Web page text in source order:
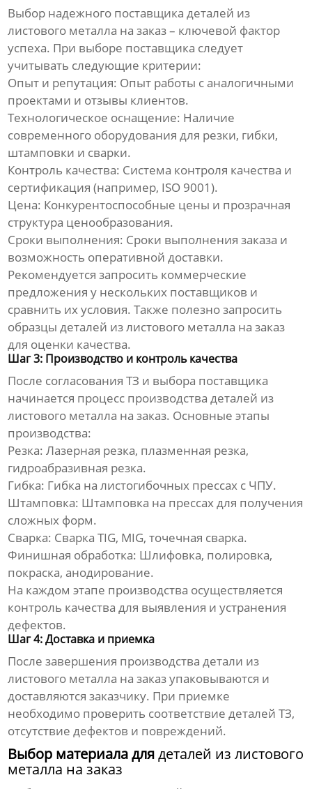
Выбор надежного поставщикадеталей из
листового металла на заказ– ключевой фактор
успеха. При выборе поставщика следует
учитывать следующие критерии:
Опыт и репутация: Опыт работы с аналогичными
проектами и отзывы клиентов.
Технологическое оснащение: Наличие
современного оборудования для резки, гибки,
штамповки и сварки.
Контроль качества: Система контроля качества и
сертификация (например, ISO 9001).
Цена: Конкурентоспособные цены и прозрачная
структура ценообразования.
Сроки выполнения: Сроки выполнения заказа и
возможность оперативной доставки.
Рекомендуется запросить коммерческие
предложения у нескольких поставщиков и
сравнить их условия. Также полезно запросить
образцыдеталей из листового металла на заказ
для оценки качества.
Шаг 3: Производство и контроль качества
После согласования ТЗ и выбора поставщика
начинается процесс производствадеталей из
листового металла на заказ. Основные этапы
производства:
Резка: Лазерная резка, плазменная резка,
гидроабразивная резка.
Гибка: Гибка на листогибочных прессах с ЧПУ.
Штамповка: Штамповка на прессах для получения
сложных форм.
Сварка: Сварка TIG, MIG, точечная сварка.
Финишная обработка: Шлифовка, полировка,
покраска, анодирование.
На каждом этапе производства осуществляется
контроль качества для выявления и устранения
дефектов.
Шаг 4: Доставка и приемка
После завершения производствадетали из
листового металла на заказупаковываются и
доставляются заказчику. При приемке
необходимо проверить соответствие деталей ТЗ,
отсутствие дефектов и повреждений.
Выбор материала длядеталей из листового
металла на заказ